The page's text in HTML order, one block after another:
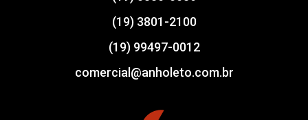
(19) 3801-2100
(19) 99497-0012
comercial@anholeto.com.br